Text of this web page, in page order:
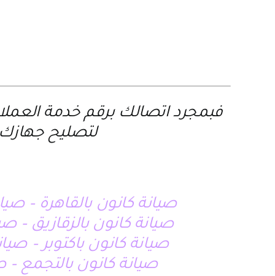
فبمجرد اتصالك برقم خدمة
لتصليح جهازك
صيانة كانون بالقاهرة –
صيانة كانون بالزقازيق – صيانة كانون
صيانة كانون باكتوبر –
صيانة كانون بالتجمع –